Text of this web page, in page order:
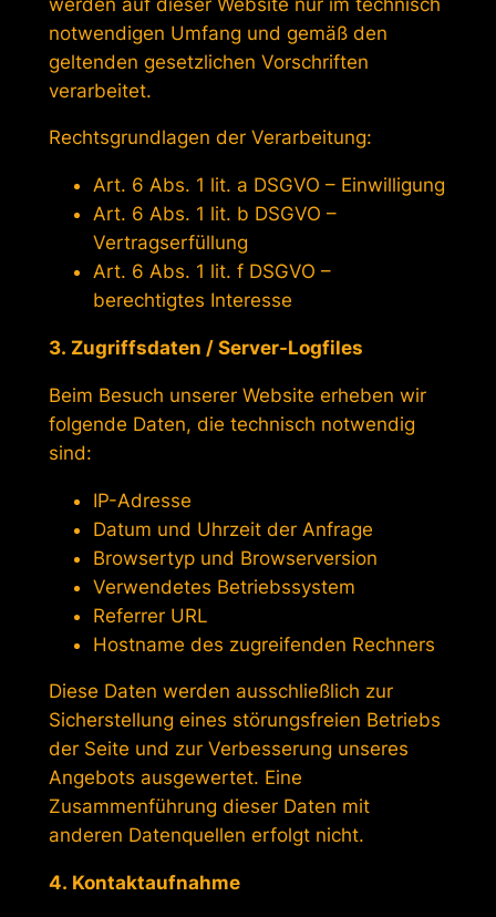
notwendigen Umfang und gemäß den
geltenden gesetzlichen Vorschriften
verarbeitet.
Rechtsgrundlagen der Verarbeitung:
Art. 6 Abs. 1 lit. a DSGVO – Einwilligung
Art. 6 Abs. 1 lit. b DSGVO –
Vertragserfüllung
Art. 6 Abs. 1 lit. f DSGVO –
berechtigtes Interesse
3. Zugriffsdaten / Server-Logfiles
Beim Besuch unserer Website erheben wir
folgende Daten, die technisch notwendig
sind:
IP-Adresse
Datum und Uhrzeit der Anfrage
Browsertyp und Browserversion
Verwendetes Betriebssystem
Referrer URL
Hostname des zugreifenden Rechners
Diese Daten werden ausschließlich zur
Sicherstellung eines störungsfreien Betriebs
der Seite und zur Verbesserung unseres
Angebots ausgewertet. Eine
Zusammenführung dieser Daten mit
anderen Datenquellen erfolgt nicht.
4. Kontaktaufnahme